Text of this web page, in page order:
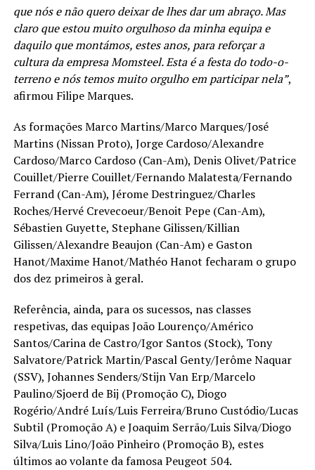
que nós e não quero deixar de lhes dar um abraço. Mas
claro que estou muito orgulhoso da minha equipa e
daquilo que montámos, estes anos, para reforçar a
cultura da empresa Momsteel. Esta é a festa do todo-o-
terreno e nós temos muito orgulho em participar nela”,
afirmou Filipe Marques.
As formações Marco Martins/Marco Marques/José
Martins (Nissan Proto), Jorge Cardoso/Alexandre
Cardoso/Marco Cardoso (Can-Am), Denis Olivet/Patrice
Couillet/Pierre Couillet/Fernando Malatesta/Fernando
Ferrand (Can-Am), Jérome Destringuez/Charles
Roches/Hervé Crevecoeur/Benoit Pepe (Can-Am),
Sébastien Guyette, Stephane Gilissen/Killian
Gilissen/Alexandre Beaujon (Can-Am) e Gaston
Hanot/Maxime Hanot/Mathéo Hanot fecharam o grupo
dos dez primeiros à geral.
Referência, ainda, para os sucessos, nas classes
respetivas, das equipas João Lourenço/Américo
Santos/Carina de Castro/Igor Santos (Stock), Tony
Salvatore/Patrick Martin/Pascal Genty/Jerôme Naquar
(SSV), Johannes Senders/Stijn Van Erp/Marcelo
Paulino/Sjoerd de Bij (Promoção C), Diogo
Rogério/André Luís/Luis Ferreira/Bruno Custódio/Lucas
Subtil (Promoção A) e Joaquim Serrão/Luis Silva/Diogo
Silva/Luis Lino/João Pinheiro (Promoção B), estes
últimos ao volante da famosa Peugeot 504.